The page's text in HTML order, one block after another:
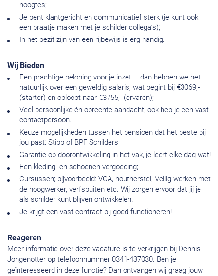
hoogtes;
Je bent klantgericht en communicatief sterk (je kunt ook
een praatje maken met je schilder collega’s);
In het bezit zijn van een rijbewijs is erg handig.
Wij Bieden
Een prachtige beloning voor je inzet – dan hebben we het
natuurlijk over een geweldig salaris, wat begint bij €3069,-
(starter) en oploopt naar €3755,- (ervaren);
Veel persoonlijke én oprechte aandacht, ook heb je een vast
contactpersoon.
Keuze mogelijkheden tussen het pensioen dat het beste bij
jou past: Stipp of BPF Schilders
Garantie op doorontwikkeling in het vak, je leert elke dag wat!
Een kleding- en schoenen vergoeding;
Cursussen; bijvoorbeeld: VCA, houtherstel, Veilig werken met
de hoogwerker, verfspuiten etc. Wij zorgen ervoor dat jij je
als schilder kunt blijven ontwikkelen.
Je krijgt een vast contract bij goed functioneren!
Reageren
Meer informatie over deze vacature is te verkrijgen bij Dennis
Jongenotter op telefoonnummer 0341-437030. Ben je
geïnteresseerd in deze functie? Dan ontvangen wij graag jouw